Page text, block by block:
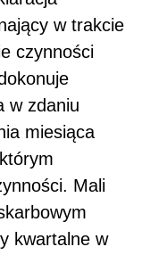
w trakcie
czynności
w zdaniu
miesiąca
Mali
kwartalne w